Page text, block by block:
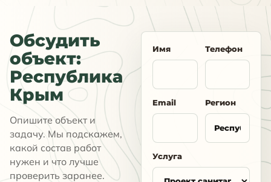
Обсудить
объект:
Республика
Крым
Опишите объект и
задачу. Мы подскажем,
какой состав работ
нужен и что лучше
проверить заранее.
Имя Телефон
Email Регион
Услуга